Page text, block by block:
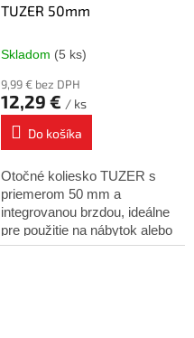
TUZER 50mm
Skladom (5 ks)
9,99 € bez DPH
12,29 € / ks
Do košíka
Otočné koliesko TUZER s
priemerom 50 mm a
integrovanou brzdou, ideálne
pre použitie na nábytok alebo
zariadenia, ktoré potrebujú